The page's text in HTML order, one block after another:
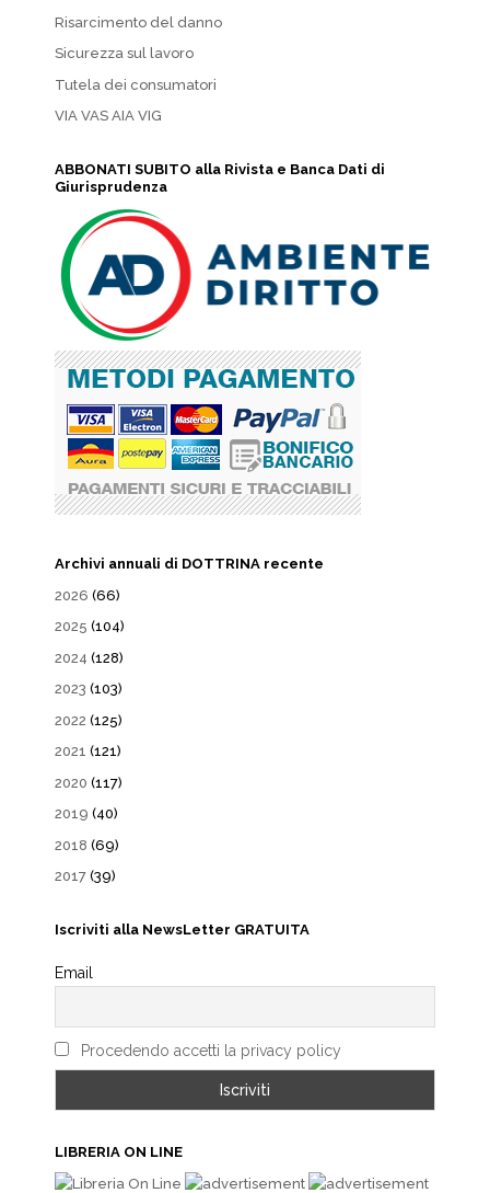
Risarcimento del danno
Sicurezza sul lavoro
Tutela dei consumatori
VIA VAS AIA VIG
ABBONATI SUBITO alla Rivista e Banca Dati di
Giurisprudenza
Archivi annuali di DOTTRINA recente
2026 (66)
2025 (104)
2024 (128)
2023 (103)
2022 (125)
2021 (121)
2020 (117)
2019 (40)
2018 (69)
2017 (39)
Iscriviti alla NewsLetter GRATUITA
Email
Procedendo accetti la privacy policy
LIBRERIA ON LINE